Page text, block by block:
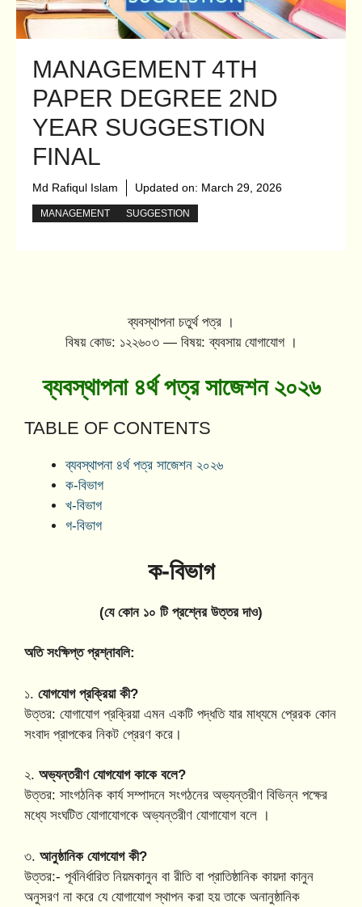
MANAGEMENT 4TH
PAPER DEGREE 2ND
YEAR SUGGESTION
FINAL
Md Rafiqul Islam Updated on: March 29, 2026
MANAGEMENT SUGGESTION
ব্যবস্থাপনা চতুর্থ পত্র ।
বিষয় কোড: ১২২৬০৩ — বিষয়: ব্যবসায় যোগাযোগ ।
ব্যবস্থাপনা ৪র্থ পত্র সাজেশন ২০২৬
TABLE OF CONTENTS
ব্যবস্থাপনা ৪র্থ পত্র সাজেশন ২০২৬
ক-বিভাগ
খ-বিভাগ
গ-বিভাগ
ক-বিভাগ
(যে কোন ১০ টি প্রশ্নের উত্তর দাও)
অতি সংক্ষিপ্ত প্রশ্নাবলি:
১. যোগযোগ প্রক্রিয়া কী?
উত্তর: যোগাযোগ প্রক্রিয়া এমন একটি পদ্ধতি যার মাধ্যমে প্রেরক কোন
সংবাদ প্রাপকের নিকট প্রেরণ করে।
২. অভ্যন্তরীণ যোগযোগ কাকে বলে?
উত্তর: সাংগঠনিক কার্য সম্পাদনে সংগঠনের অভ্যন্তরীণ বিভিন্ন পক্ষের
মধ্যে সংঘটিত যোগাযোগকে অভ্যন্তরীণ যোগাযোগ বলে ।
৩. আনুষ্ঠানিক যোগযোগ কী?
উত্তর:- পূর্বনির্ধারিত নিয়মকানুন বা রীতি বা প্রাতিষ্ঠানিক কায়দা কানুন
অনুসরণ না করে যে যোগাযোগ স্থাপন করা হয় তাকে অনানুষ্ঠানিক